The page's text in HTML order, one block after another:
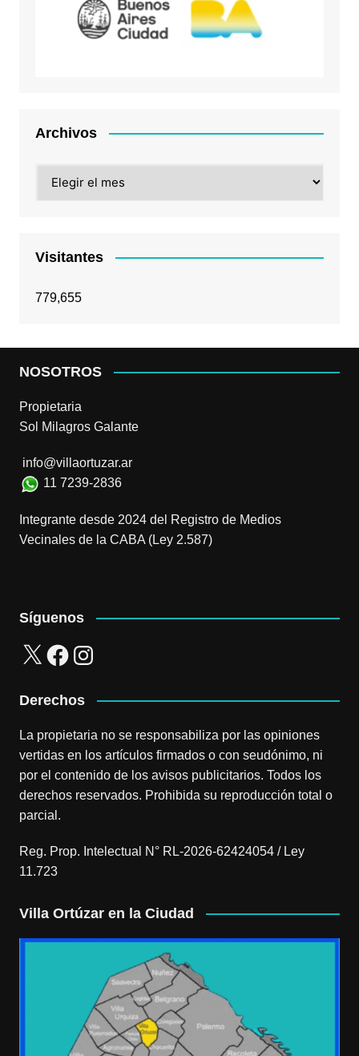
Archivos
Visitantes
779,655
NOSOTROS
Propietaria
Sol Milagros Galante
info@villaortuzar.ar
11 7239-2836
Integrante desde 2024 del Registro de Medios
Vecinales de la CABA (Ley 2.587)
Síguenos
X FacebookInstagram
Derechos
La propietaria no se responsabiliza por las opiniones
vertidas en los artículos firmados o con seudónimo, ni
por el contenido de los avisos publicitarios. Todos los
derechos reservados. Prohibida su reproducción total o
parcial.
Reg. Prop. Intelectual N° RL-2026-62424054 / Ley
11.723
Villa Ortúzar en la Ciudad